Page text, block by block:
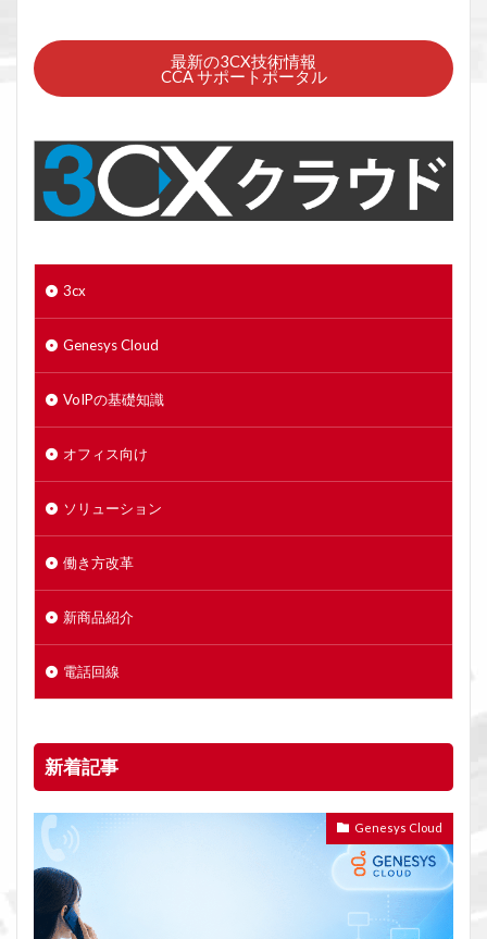
最新の3CX技術情報
CCA サポートポータル
3cx
Genesys Cloud
VoIPの基礎知識
オフィス向け
ソリューション
働き方改革
新商品紹介
電話回線
新着記事
Genesys Cloud